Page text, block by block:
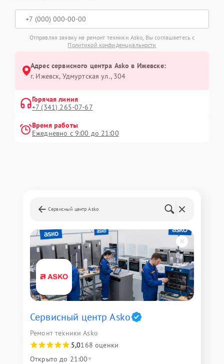
Отправляя заявку на ремонт техники Asko, Вы соглашаетесь с
Политикой конфиденциальности
Адрес сервисного центра Asko в Ижевске:
г. Ижевск, Удмуртская ул., 304
Горячая линия
+7 (341) 265-07-67
Время работы
Ежедневно с 9:00 до 21:00
Сервисный центр Asko
Сервисный центр Asko
Ремонт техники Asko
5,0168 оценки
Открыто до 21:00